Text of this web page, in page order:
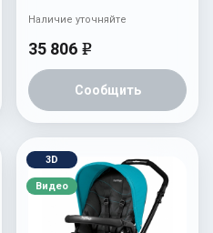
35 806 e
Сообщить
Наличие уточняйте
3D
Видео